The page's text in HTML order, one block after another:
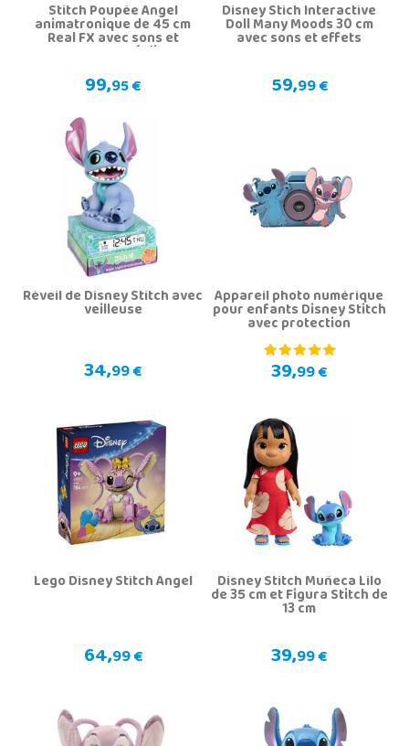
Stitch Poupée Angel
animatronique de 45 cm
Real FX avec sons et
mouvements réalistes
99,95 €
Disney Stich Interactive
Doll Many Moods 30 cm
avec sons et effets
59,99 €
Réveil de Disney Stitch avec
veilleuse
34,99 €
Appareil photo numérique
pour enfants Disney Stitch
avec protection
39,99 €
Lego Disney Stitch Angel
64,99 €
Disney Stitch Muñeca Lilo
de 35 cm et Figura Stitch de
13 cm
39,99 €